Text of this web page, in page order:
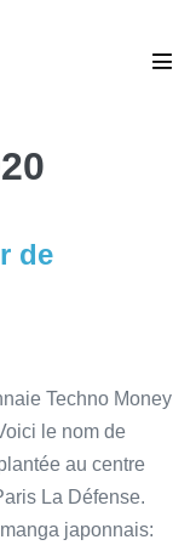
de
Techno Money
le nom de
au centre
La Défense.
japonnais: